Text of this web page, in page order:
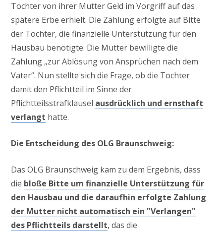
Tochter von ihrer Mutter Geld im Vorgriff auf das
spätere Erbe erhielt. Die Zahlung erfolgte auf Bitte
der Tochter, die finanzielle Unterstützung für den
Hausbau benötigte. Die Mutter bewilligte die
Zahlung „zur Ablösung von Ansprüchen nach dem
Vater“. Nun stellte sich die Frage, ob die Tochter
damit den Pflichtteil im Sinne der
Pflichtteilsstrafklausel ausdrücklich und ernsthaft
verlangt hatte.
Die Entscheidung des OLG Braunschweig:
Das OLG Braunschweig kam zu dem Ergebnis, dass
die bloße Bitte um finanzielle Unterstützung für
den Hausbau und die daraufhin erfolgte Zahlung
der Mutter nicht automatisch ein "Verlangen"
des Pflichtteils darstellt, das die